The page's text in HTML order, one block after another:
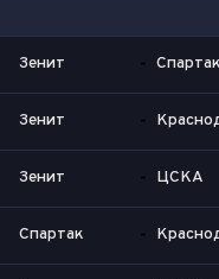
Зенит - Спартак
Зенит -
Зенит - ЦСКА
Спартак -